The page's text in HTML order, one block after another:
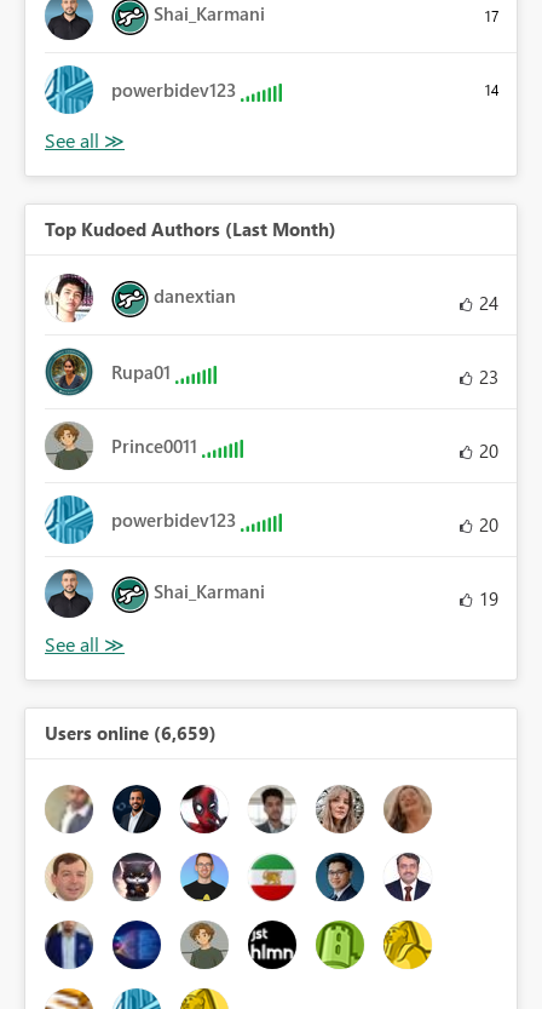
Shai_Karmani 17
powerbidev123 14
Top Kudoed Authors (Last Month)
danextian 24
Rupa01 23
Prince0011 20
powerbidev123 20
Shai_Karmani 19
Users online (6,659)